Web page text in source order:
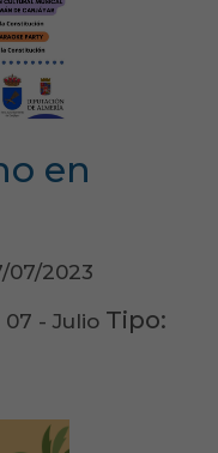
en
07/2023
07 - Julio Tipo: